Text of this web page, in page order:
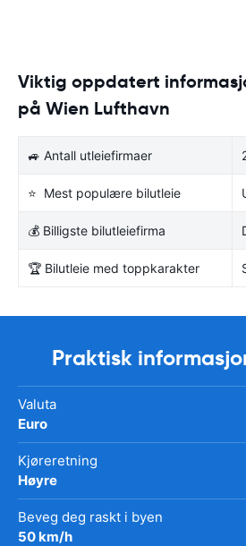
Viktig oppdatert
på Wien Lufthavn
🚙 Antall utleiefirmaer
⭐ Mest populære bilutleie
💰 Billigste bilutleiefirma
🏆 Bilutleie med toppkarakter
Praktisk
Valuta
Euro
Kjøreretning
Høyre
Beveg deg raskt i byen
50 km/h